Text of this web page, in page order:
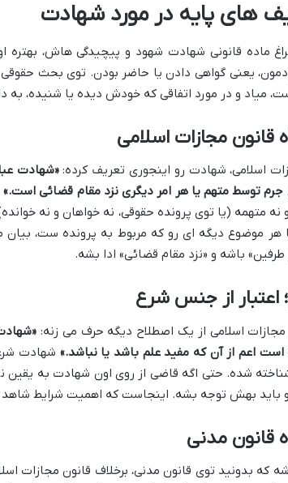
های پایه در مورد شهادت
ماده قانونی شهادت شهود و پیچیدگی هاش،
یعنی گواهی دادن یا حاضر بودن. توی بحث حقوقی
میاد و در مورد اتفاقی که خودش دیده یا شنیده، به
قانون مجازات اسلامی
«شهادت
جرم توسط متهم یا هر امر دیگری نزد مقام قضائی است.»
نه متهمه (یا توی پرونده حقوقی، نه خواهان و نه
یا هر موضوع دیگه ای رو که مربوط به پرونده ست،
باشه و «نزد مقام قضائی» ادا بشه.
از جنس شرع
اعم از آن که مفید علم باشد یا نباشد.» شهادت
شده. حتی اگه قاضی از روی اون شهادت به یقین
و باید بهش توجه بشه. اینجاست که اهمیت شرایط
قانون مدنی
که بدونید توی قانون مدنی، برخلاف قانون مجازات